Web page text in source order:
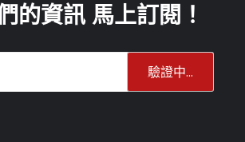
的資訊 馬上訂閱！